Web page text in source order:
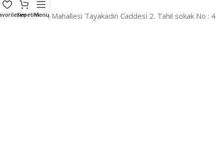
Adres:Reyhan Mahallesi Tayakadın Caddesi 2. Tahıl sokak No : 4
SepetimMenu